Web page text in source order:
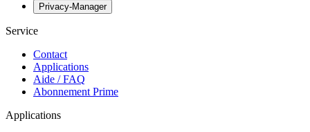
Privacy-Manager
Service
Contact
Applications
Aide / FAQ
Abonnement Prime
Applications